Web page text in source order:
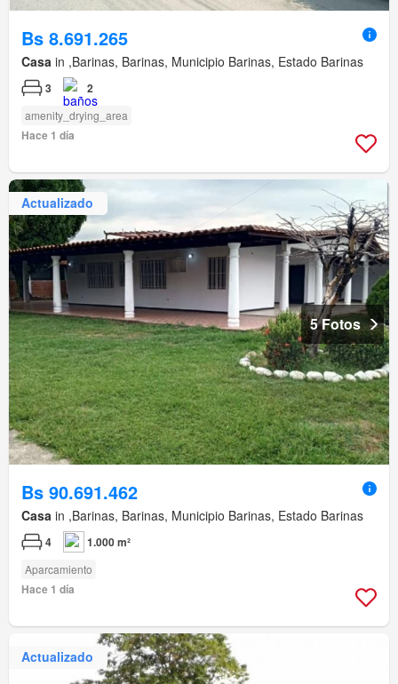
Bs 8.691.265
Casa in ,Barinas, Barinas, Municipio Barinas, Estado Barinas
3 2
amenity_drying_area
Hace 1 día
Actualizado
5 Fotos
Bs 90.691.462
Casa in ,Barinas, Barinas, Municipio Barinas, Estado Barinas
4 1.000 m²
Aparcamiento
Hace 1 día
Actualizado